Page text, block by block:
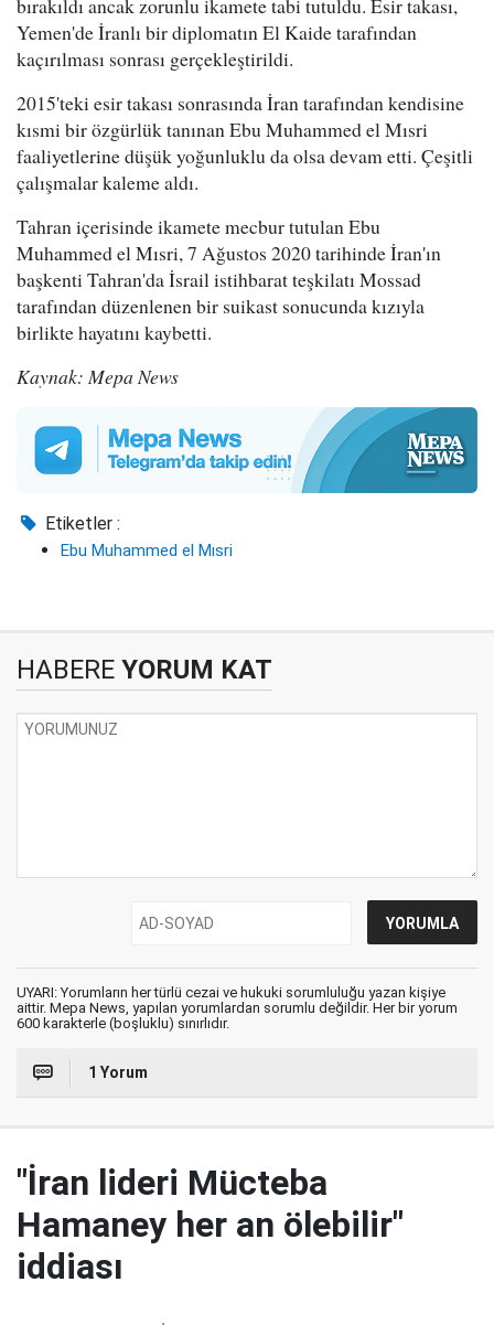
bırakıldı ancak zorunlu ikamete tabi tutuldu. Esir takası,
Yemen'de İranlı bir diplomatın El Kaide tarafından
kaçırılması sonrası gerçekleştirildi.
2015'teki esir takası sonrasında İran tarafından kendisine
kısmi bir özgürlük tanınan Ebu Muhammed el Mısri
faaliyetlerine düşük yoğunluklu da olsa devam etti. Çeşitli
çalışmalar kaleme aldı.
Tahran içerisinde ikamete mecbur tutulan Ebu
Muhammed el Mısri, 7 Ağustos 2020 tarihinde İran'ın
başkenti Tahran'da İsrail istihbarat teşkilatı Mossad
tarafından düzenlenen bir suikast sonucunda kızıyla
birlikte hayatını kaybetti.
Kaynak: Mepa News
Etiketler :
Ebu Muhammed el Mısri
HABERE YORUM KAT
UYARI: Yorumların her türlü cezai ve hukuki sorumluluğu yazan kişiye
aittir. Mepa News, yapılan yorumlardan sorumlu değildir. Her bir yorum
600 karakterle (boşluklu) sınırlıdır.
1 Yorum
"İran lideri Mücteba
Hamaney her an ölebilir"
iddiası